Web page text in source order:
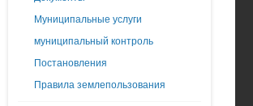
Муниципальные услуги
муниципальный контроль
Постановления
Правила землепользования